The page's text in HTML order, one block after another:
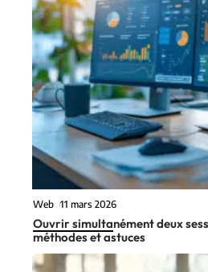
Web 11 mars 2026
Ouvrir simultanément deux
méthodes et astuces